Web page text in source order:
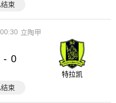
束
00:30 立陶甲
- 0
特拉凯
束